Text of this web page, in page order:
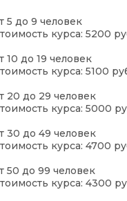
5 до 9 человек
курса: 5200
10 до 19 человек
курса: 5100
20 до 29 человек
курса: 5000
30 до 49 человек
курса: 4700
50 до 99 человек
курса: 4300